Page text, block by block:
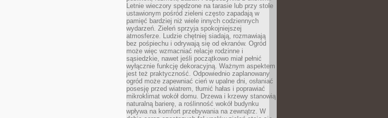
Letnie wieczory spędzone na tarasie lub przy stole
ustawionym pośród zieleni często zapadają w
pamięć bardziej niż wiele innych codziennych
wydarzeń. Zieleń sprzyja spokojniejszej
atmosferze. Ludzie chętniej siadają, rozmawiają
bez pośpiechu i odrywają się od ekranów. Ogród
może więc wzmacniać relacje rodzinne i
sąsiedzkie, nawet jeśli początkowo miał pełnić
wyłącznie funkcję dekoracyjną. Ważnym aspektem
jest też praktyczność. Odpowiednio zaplanowany
ogród może zapewniać cień w upalne dni, osłaniać
posesję przed wiatrem, tłumić hałas i poprawiać
mikroklimat wokół domu. Drzewa i krzewy stanowią
naturalną barierę, a roślinność wokół budynku
wpływa na komfort przebywania na zewnątrz. W